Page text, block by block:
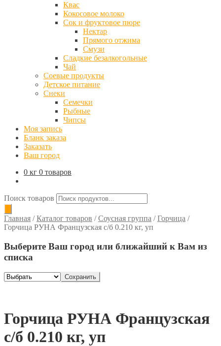
Квас
Кокосовое молоко
Сок и фруктовое пюре
Нектар
Прямого отжима
Смузи
Сладкие безалкогольные
Чай
Соевые продукты
Детское питание
Снеки
Семечки
Рыбные
Чипсы
Моя запись
Бланк заказа
Заказать
Ваш город
0 кг 0 товаров
Поиск товаров
Главная /Каталог товаров /Соусная группа /Горчица /
Горчица РУНА Французская с/б 0.210 кг, уп
Выберите Ваш город или ближайший к Вам из
списка
Сохранить
Горчица РУНА Французская
с/б 0.210 кг, уп